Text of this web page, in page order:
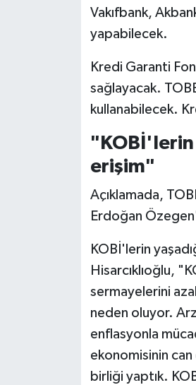
Vakıfbank,
yapabilecek.
Kredi Garanti
sağlayacak.
kullanabilecek.
"KOBİ'lerin
erişim"
Açıklamada,
Erdoğan
KOBİ'lerin
Hisarcıklıoğlu,
sermayelerini
neden oluyor.
enflasyonla
ekonomisinin
birliği yaptık.